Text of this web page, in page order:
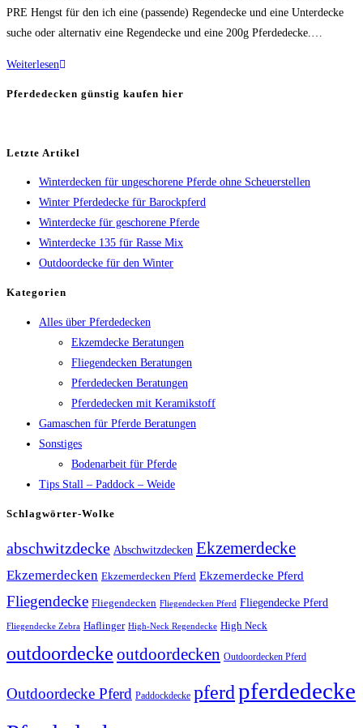
PRE Hengst für den ich eine (passende) Regendecke und eine Unterdecke
suche oder alternativ eine Regendecke und eine 200g Pferdedecke.…
WeiterlesenRegendecke
Pferdedecken günstig kaufen hier
Letzte Artikel
Winterdecken für ungeschorene Pferde ohne Scheuerstellen
Winter Pferdedecke für Barockpferd
Winterdecke für geschorene Pferde
Winterdecke 135 für Rasse Mix
Outdoordecke für den Winter
Kategorien
Alles über Pferdedecken
Ekzemdecke Beratungen
Fliegendecken Beratungen
Pferdedecken Beratungen
Pferdedecken mit Keramikstoff
Gamaschen für Pferde Beratungen
Sonstiges
Bodenarbeit für Pferde
Tips Stall – Paddock – Weide
Schlagwörter-Wolke
abschwitzdecke Abschwitzdecken Ekzemerdecke
Ekzemerdecken Ekzemerdecken Pferd Ekzemerdecke Pferd
Fliegendecke Fliegendecken Fliegendecken Pferd Fliegendecke Pferd
Fliegendecke Zebra Haflinger High-Neck Regendecke High Neck
outdoordecke outdoordecken Outdoordecken Pferd
Outdoordecke Pferd Paddockdecke pferdpferdedecke